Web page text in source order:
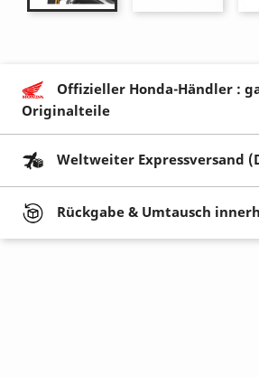
Offizieller Honda-Händler :
Originalteile
Weltweiter Expressversand
Rückgabe & Umtausch